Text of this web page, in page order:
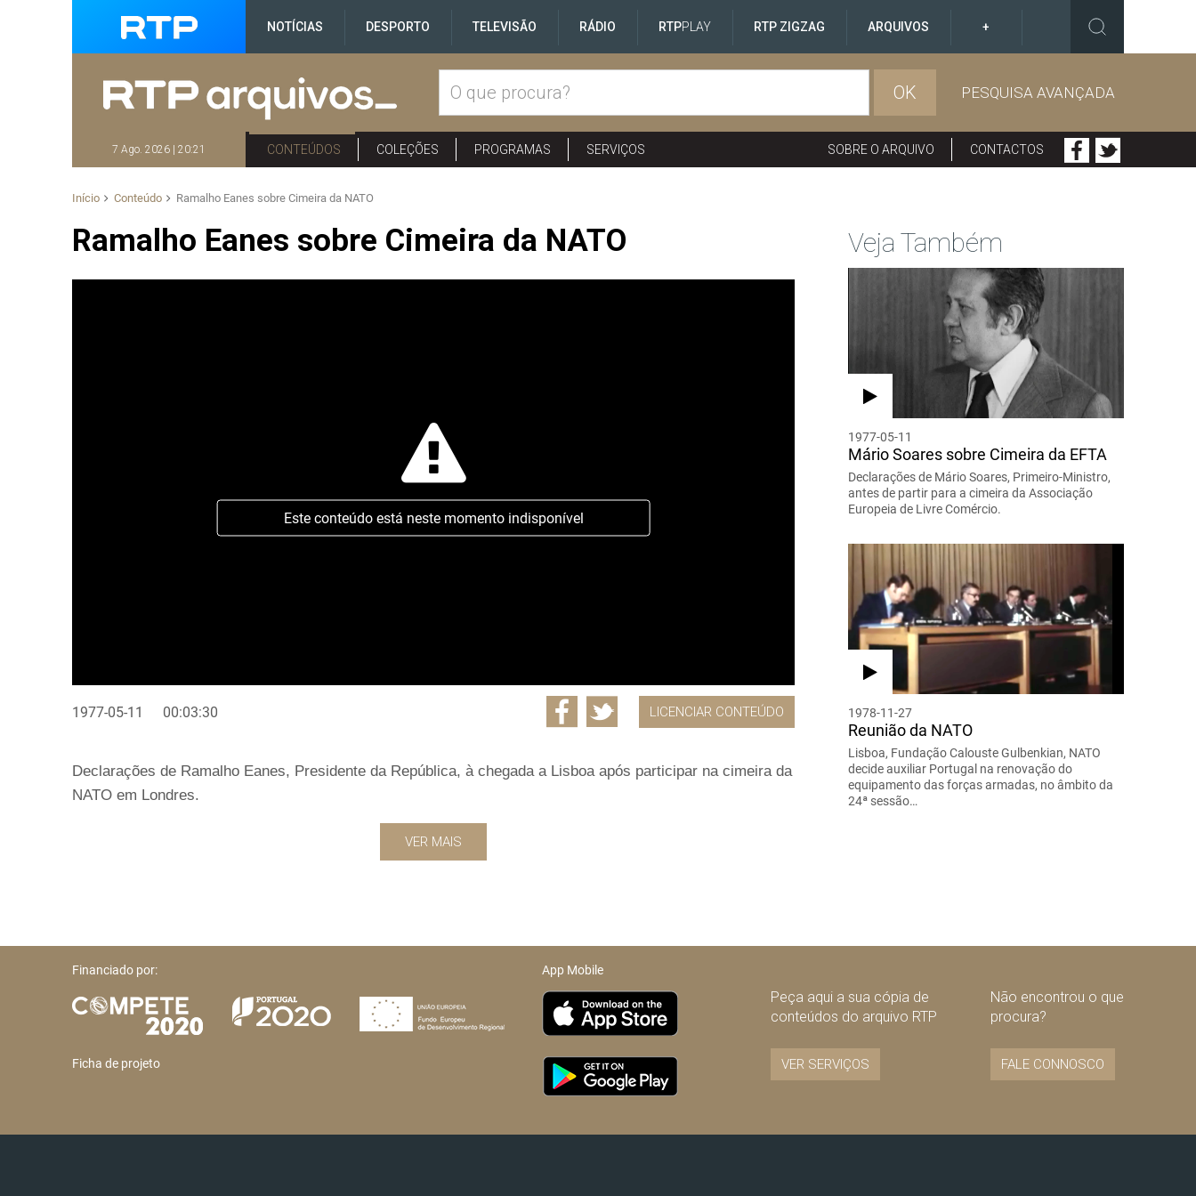
NOTÍCIAS DESPORTO TELEVISÃO RÁDIO RTPPLAY RTP ZIGZAG ARQUIVOS +
OK PESQUISA AVANÇADA
7 Ago. 2026 | 20:21 CONTEÚDOS COLEÇÕES PROGRAMAS SERVIÇOS SOBRE O ARQUIVO CONTACTOS
Início Conteúdo Ramalho Eanes sobre Cimeira da NATO
Ramalho Eanes sobre Cimeira da NATO
Este conteúdo está neste momento indisponível
1977-05-11 00:03:30 LICENCIAR CONTEÚDO
Declarações de Ramalho Eanes, Presidente da República, à chegada a Lisboa após participar na cimeira da
NATO em Londres.
VER MAIS
Veja Também
1977-05-11
Mário Soares sobre Cimeira da EFTA
Declarações de Mário Soares, Primeiro-Ministro,
antes de partir para a cimeira da Associação
Europeia de Livre Comércio.
1978-11-27
Reunião da NATO
Lisboa, Fundação Calouste Gulbenkian, NATO
decide auxiliar Portugal na renovação do
equipamento das forças armadas, no âmbito da
24ª sessão…
Financiado por:
Ficha de projeto
App Mobile
Peça aqui a sua cópia de
conteúdos do arquivo RTP
VER SERVIÇOS
Não encontrou o que
procura?
FALE CONNOSCO